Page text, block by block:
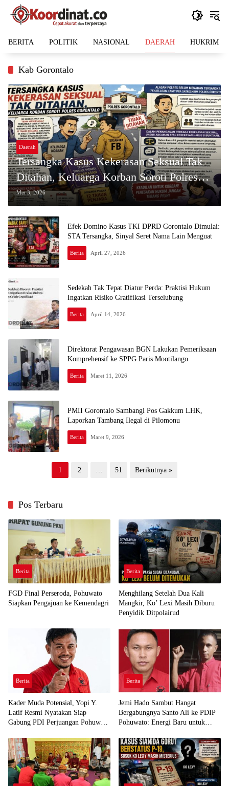
Langsung
BERITA POLITIK NASIONAL DAERAH HUKRIM
Kab Gorontalo
Daerah
Tersangka Kasus Kekerasan Seksual Tak
Ditahan, Keluarga Korban Soroti Polres
Gorontalo
Mei 3, 2026
Efek Domino Kasus TKI DPRD Gorontalo Dimulai:
STA Tersangka, Sinyal Seret Nama Lain Menguat
Berita April 27, 2026
Sedekah Tak Tepat Diatur Perda: Praktisi Hukum
Ingatkan Risiko Gratifikasi Terselubung
Berita April 14, 2026
Direktorat Pengawasan BGN Lakukan Pemeriksaan
Berita Maret 11, 2026
PMII Gorontalo Sambangi Pos Gakkum LHK,
Laporkan Tambang Ilegal di Pilomonu
Berita Maret 9, 2026
1 2 51 Berikutnya »
Pos Terbaru
Berita
FGD Final Perseroda, Pohuwato
Siapkan Pengajuan ke Kemendagri
Berita
Menghilang Setelah Dua Kali
Mangkir, Ko’ Lexi Masih Diburu
Penyidik Ditpolairud
Berita
Kader Muda Potensial, Yopi Y.
Latif Resmi Nyatakan Siap
Gabung PDI Perjuangan Pohuwato
Berita
Jemi Hado Sambut Hangat
Bergabungnya Santo Ali ke PDIP
Pohuwato: Energi Baru untuk